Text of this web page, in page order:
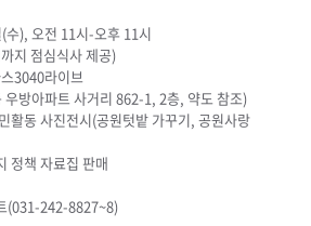
), 오전 11시-오후 11시
점심식사 제공)
3040라이브
방아파트 사거리 862-1, 2층, 약도 참조)
활동 사진전시(공원텃밭 가꾸기, 공원사랑
책 자료집 판매
(031-242-8827~8)